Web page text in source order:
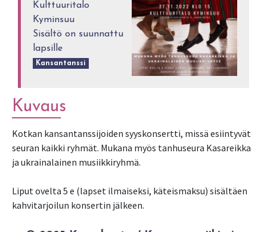
Kulttuuritalo
Kyminsuu
Sisältö on suunnattu
lapsille
Kansantanssi
Kuvaus
Kotkan kansantanssijoiden syyskonsertti, missä esiintyvät
seuran kaikki ryhmät. Mukana myös tanhuseura Kasareikka
ja ukrainalainen musiikkiryhmä.
Liput ovelta 5 e (lapset ilmaiseksi, käteismaksu) sisältäen
kahvitarjoilun konsertin jälkeen.